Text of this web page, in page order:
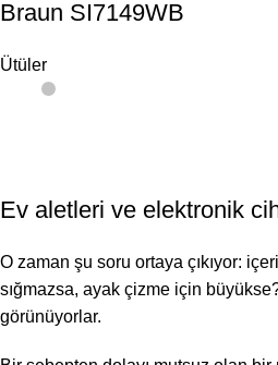
Braun SI7149WB
Ütüler
Ev aletleri ve elektronik
O zaman şu soru ortaya çıkıyor:
sığmazsa, ayak çizme için
görünüyorlar.